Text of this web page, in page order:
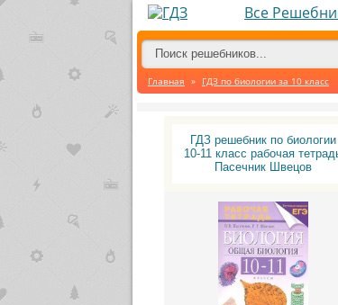
Все
Главная » ГДЗ по биологии за 10 класс
ГДЗ решебник по биологии
10-11 класс рабочая
Пасечник Швецов